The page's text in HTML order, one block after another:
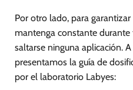
Por otro lado, para
mantenga constante
saltarse ninguna aplicación.
presentamos la guía de
por el laboratorio Labyes: